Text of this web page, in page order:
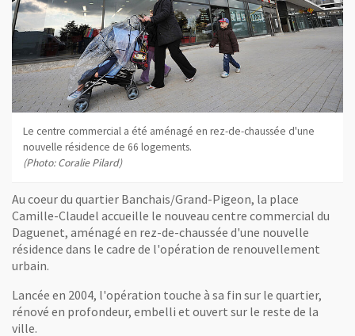
Le centre commercial a été aménagé en rez-de-chaussée d'une
nouvelle résidence de 66 logements.
(Photo: Coralie Pilard)
Au coeur du quartier Banchais/Grand-Pigeon, la place
Camille-Claudel accueille le nouveau centre commercial du
Daguenet, aménagé en rez-de-chaussée d'une nouvelle
résidence dans le cadre de l'opération de renouvellement
urbain.
Lancée en 2004, l'opération touche à sa fin sur le quartier,
rénové en profondeur, embelli et ouvert sur le reste de la
ville.